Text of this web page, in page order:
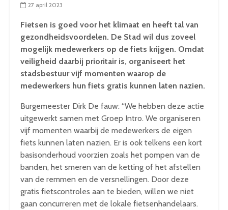
27 april 2023
Fietsen is goed voor het klimaat en heeft tal van
gezondheidsvoordelen. De Stad wil dus zoveel
mogelijk medewerkers op de fiets krijgen. Omdat
veiligheid daarbij prioritair is, organiseert het
stadsbestuur vijf momenten waarop de
medewerkers hun fiets gratis kunnen laten nazien.
Burgemeester Dirk De fauw: “We hebben deze actie
uitgewerkt samen met Groep Intro. We organiseren
vijf momenten waarbij de medewerkers de eigen
fiets kunnen laten nazien. Er is ook telkens een kort
basisonderhoud voorzien zoals het pompen van de
banden, het smeren van de ketting of het afstellen
van de remmen en de versnellingen. Door deze
gratis fietscontroles aan te bieden, willen we niet
gaan concurreren met de lokale fietsenhandelaars.